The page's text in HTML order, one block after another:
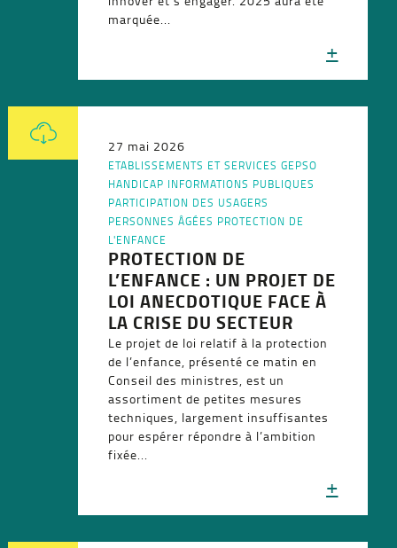
marquée...
+
27 mai 2026
ETABLISSEMENTS ET SERVICES GEPSO
HANDICAP INFORMATIONS PUBLIQUES
PARTICIPATION DES USAGERS
PERSONNES ÂGÉES PROTECTION DE
L'ENFANCE
PROTECTION DE
L’ENFANCE : UN PROJET DE
LOI ANECDOTIQUE FACE À
LA CRISE DU SECTEUR
Le projet de loi relatif à la protection
de l’enfance, présenté ce matin en
Conseil des ministres, est un
assortiment de petites mesures
techniques, largement insuffisantes
pour espérer répondre à l’ambition
fixée...
+